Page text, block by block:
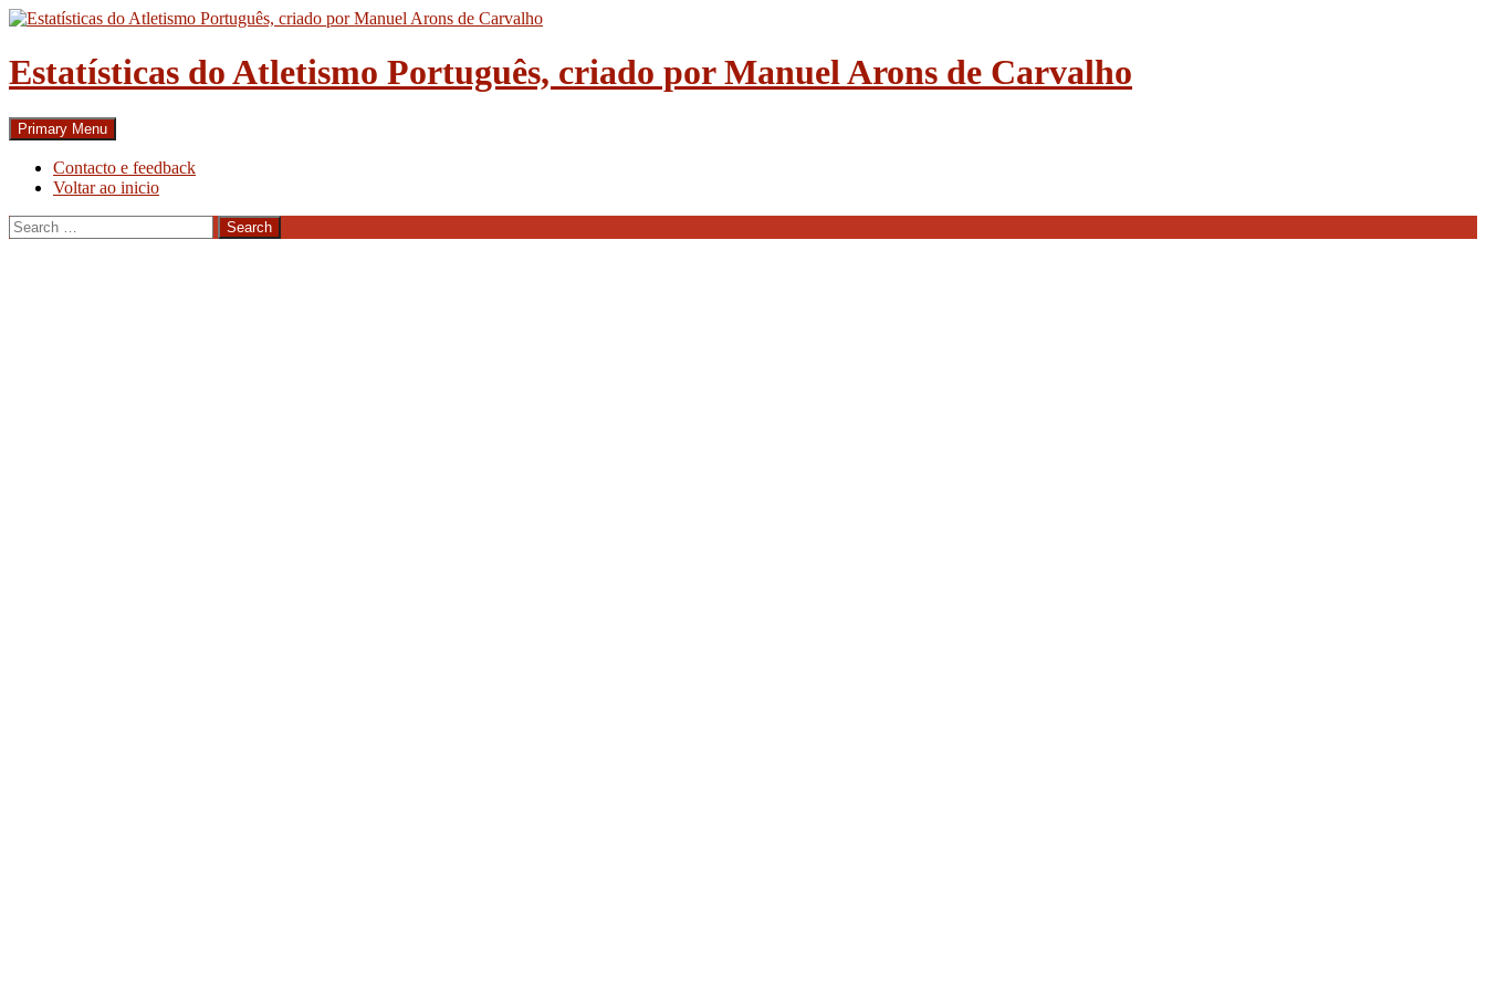
Skip
content
Estatísticas do Atletismo Português, criado por Manuel Arons de Carvalho
Search
Primary Menu
Contacto e feedback
Voltar ao inicio
Search
for: